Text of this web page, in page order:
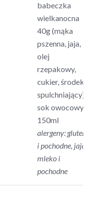
babeczka
wielkanocna
40g (mąka
pszenna, jaja,
olej
rzepakowy,
cukier, środek
spulchniający),
sok owocowy
150ml
alergeny: gluten
i pochodne, jaja,
mleko i
pochodne